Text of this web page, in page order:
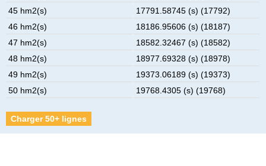
45 hm2(s)
17791.58745 (s) (17792)
46 hm2(s)
18186.95606 (s) (18187)
47 hm2(s)
18582.32467 (s) (18582)
48 hm2(s)
18977.69328 (s) (18978)
49 hm2(s)
19373.06189 (s) (19373)
50 hm2(s)
19768.4305 (s) (19768)
Charger 50+ lignes